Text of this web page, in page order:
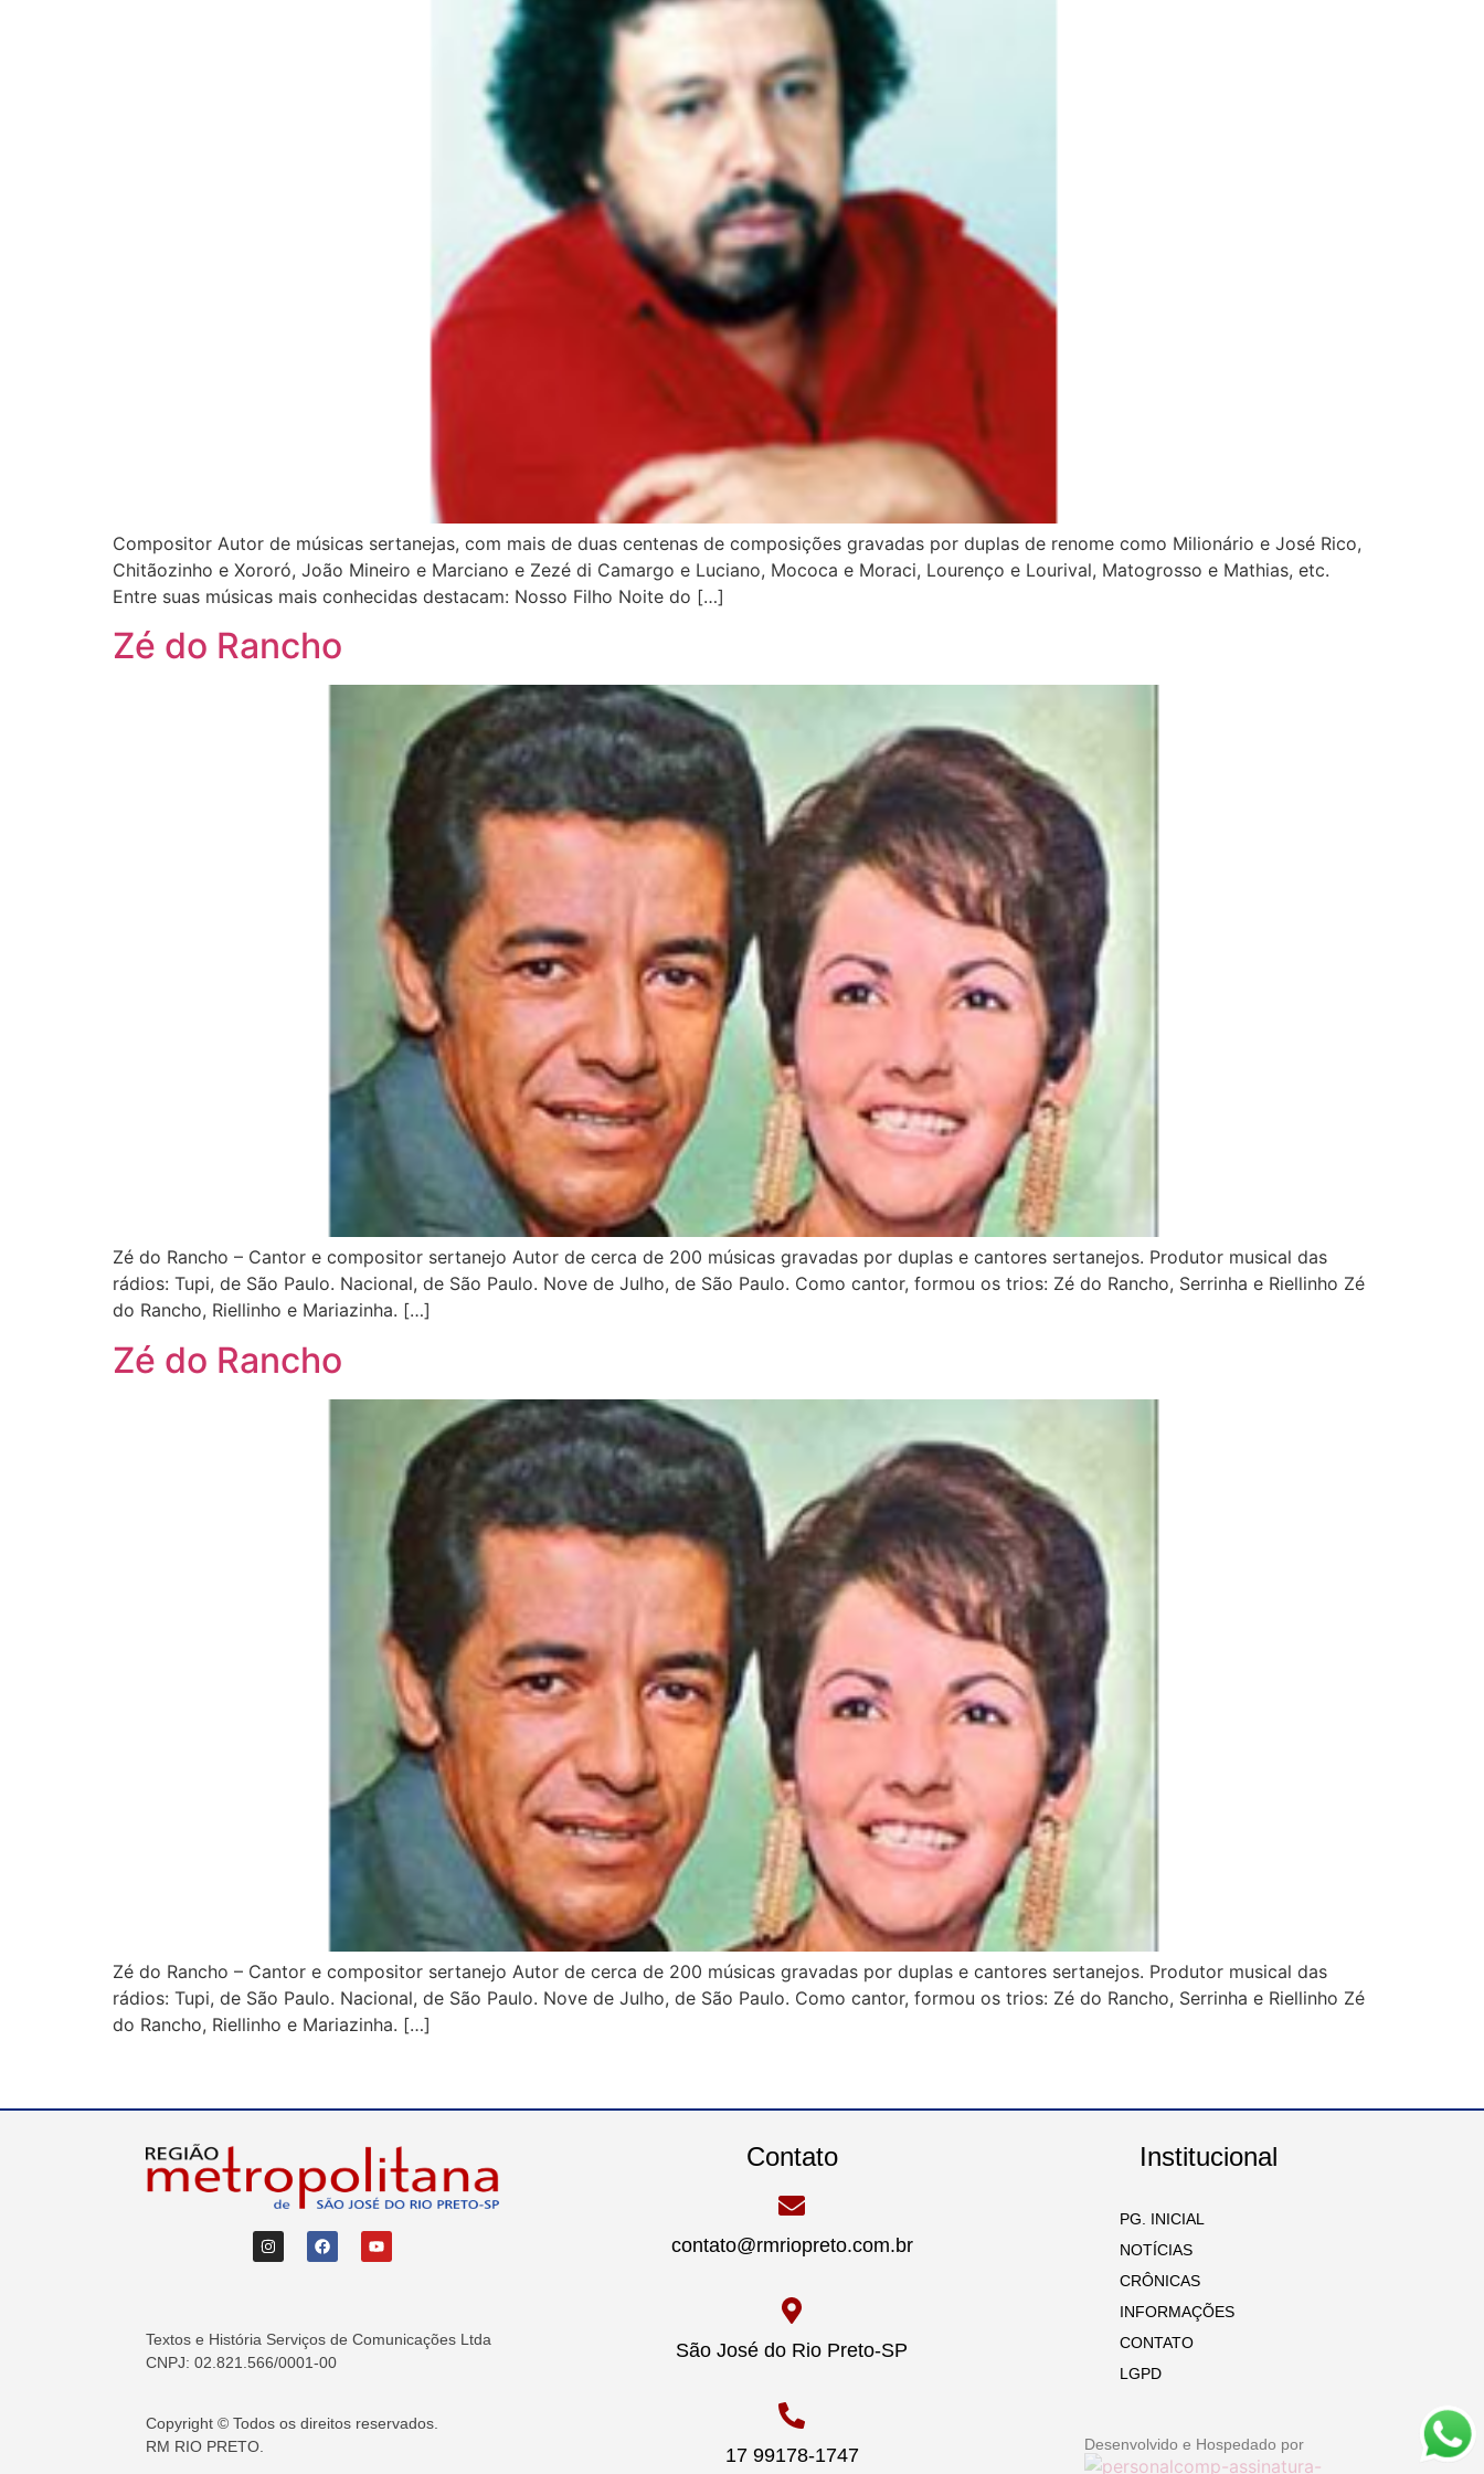
Compositor Autor de músicas sertanejas, com mais de duas centenas de composições gravadas por duplas de renome como Milionário e José Rico,
Chitãozinho e Xororó, João Mineiro e Marciano e Zezé di Camargo e Luciano, Mococa e Moraci, Lourenço e Lourival, Matogrosso e Mathias, etc.
Entre suas músicas mais conhecidas destacam: Nosso Filho Noite do […]
Zé do Rancho
Zé do Rancho – Cantor e compositor sertanejo Autor de cerca de 200 músicas gravadas por duplas e cantores sertanejos. Produtor musical das
rádios: Tupi, de São Paulo. Nacional, de São Paulo. Nove de Julho, de São Paulo. Como cantor, formou os trios: Zé do Rancho, Serrinha e Riellinho Zé
do Rancho, Riellinho e Mariazinha. […]
Zé do Rancho
Zé do Rancho – Cantor e compositor sertanejo Autor de cerca de 200 músicas gravadas por duplas e cantores sertanejos. Produtor musical das
rádios: Tupi, de São Paulo. Nacional, de São Paulo. Nove de Julho, de São Paulo. Como cantor, formou os trios: Zé do Rancho, Serrinha e Riellinho Zé
do Rancho, Riellinho e Mariazinha. […]
Textos e História Serviços de Comunicações Ltda
CNPJ: 02.821.566/0001-00
Copyright © Todos os direitos reservados.
RM RIO PRETO.
Contato
contato@rmriopreto.com.br
São José do Rio Preto-SP
17 99178-1747
Institucional
PG. INICIAL
NOTÍCIAS
CRÔNICAS
INFORMAÇÕES
CONTATO
LGPD
Desenvolvido e Hospedado por